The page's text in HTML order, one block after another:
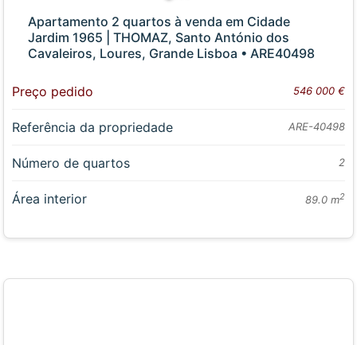
Apartamento 2 quartos à venda em Cidade
Jardim 1965 | THOMAZ, Santo António dos
Cavaleiros, Loures, Grande Lisboa • ARE40498
Preço pedido 546 000 €
Referência da propriedade ARE-40498
Número de quartos 2
Área interior 89.0 m2